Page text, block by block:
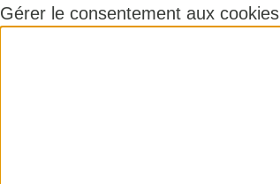
Gérer le consentement aux cookies